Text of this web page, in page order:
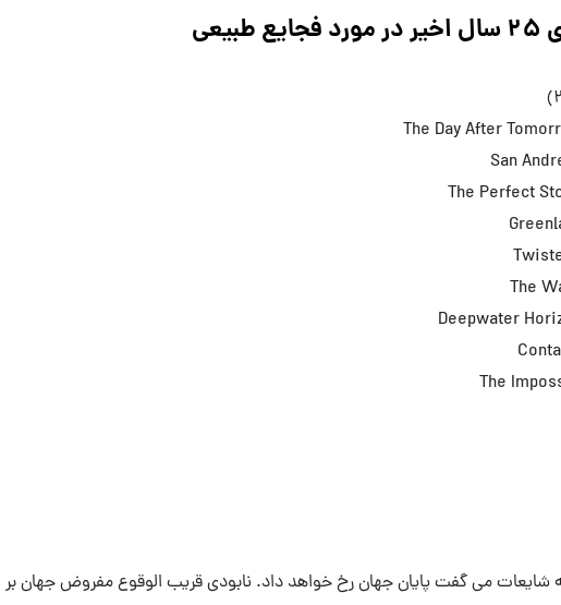
بود که شایعات می گفت پایان جهان رخ خواهد داد. نابودی قریب الوقوع مفروض جهان بر